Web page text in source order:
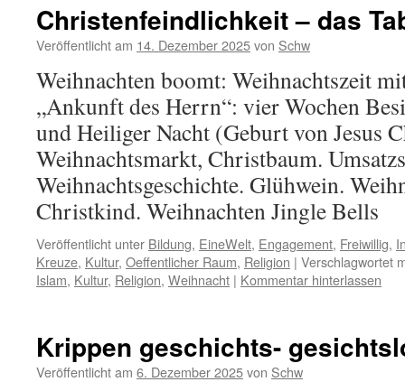
Christenfeindlichkeit – das
Veröffentlicht am 14. Dezember 2025von Schw
Weihnachten boomt: Weihnachtszeit
„Ankunft des Herrn“: vier Wochen
und Heiliger Nacht (Geburt von Jesus
Weihnachtsmarkt, Christbaum.
Weihnachtsgeschichte. Glühwein.
Christkind. Weihnachten Jingle Bells
Veröffentlicht unter Bildung, EineWelt, Engagement, Freiwillig,
Kreuze, Kultur, Oeffentlicher Raum, Religion | Verschlagwortet
Islam, Kultur, Religion, Weihnacht | Kommentar hinterlassen
Krippen geschichts-
Veröffentlicht am 6. Dezember 2025von Schw